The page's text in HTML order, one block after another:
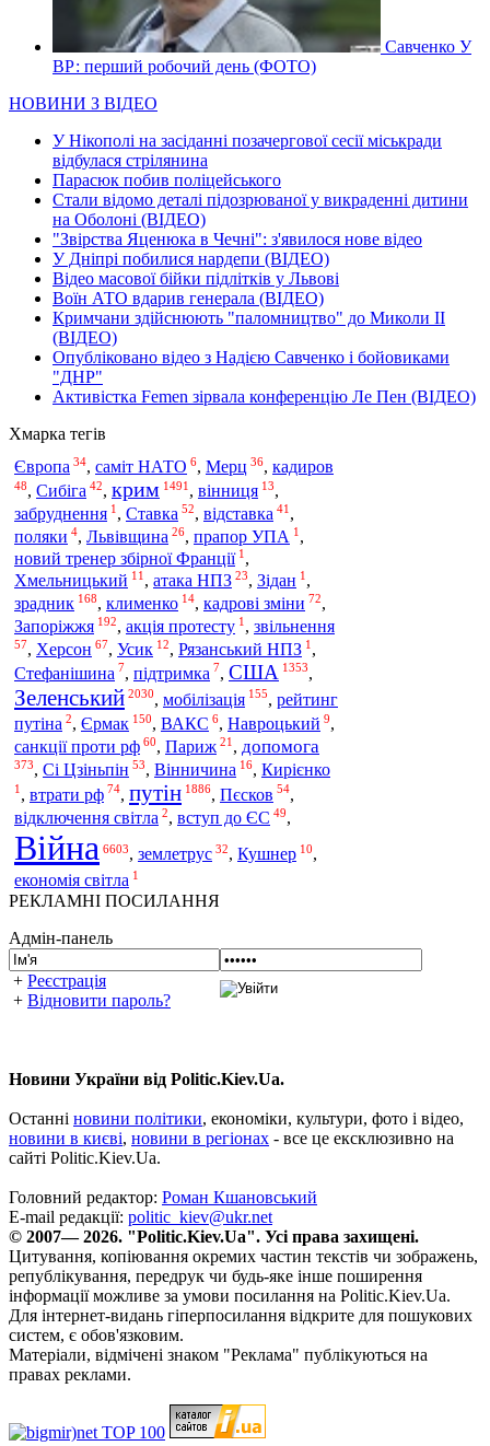
Савченко У
ВР: перший робочий день (ФОТО)
НОВИНИ З ВІДЕО
У Нікополі на засіданні позачергової сесії міськради
відбулася стрілянина
Парасюк побив поліцейського
Стали відомо деталі підозрюваної у викраденні дитини
на Оболоні (ВІДЕО)
"Звірства Яценюка в Чечні": з'явилося нове відео
У Дніпрі побилися нардепи (ВІДЕО)
Відео масової бійки підлітків у Львові
Воїн АТО вдарив генерала (ВІДЕО)
Кримчани здійснюють "паломництво" до Миколи ІІ
(ВІДЕО)
Опубліковано відео з Надією Савченко і бойовиками
"ДНР"
Активістка Femen зірвала конференцію Ле Пен (ВІДЕО)
Хмарка тегів
Європа 34, саміт НАТО 6, Мерц 36, кадиров
48, Сибіга 42, крим 1491 , вінниця 13,
забруднення 1 , Ставка 52, відставка 41 ,
поляки 4, Львівщина 26, прапор УПА 1 ,
новий тренер збірної Франції 1 ,
Хмельницький 11 , атака НПЗ 23, Зідан 1 ,
зрадник 168, клименко 14, кадрові зміни 72,
Запоріжжя 192, акція протесту 1 , звільнення
57, Херсон 67, Усик 12, Рязанський НПЗ 1 ,
Стефанішина 7, підтримка 7, США 1353,
Зеленський 2030, мобілізація 155, рейтинг
путіна 2, Єрмак 150, ВАКС 6, Навроцький 9,
санкції проти рф 60, Париж 21 , допомога
373, Сі Цзіньпін 53, Вінничина 16, Кирієнко
1 , втрати рф 74, путін 1886, Пєсков 54,
відключення світла 2, вступ до ЄС 49,
Війна 6603, землетрус 32, Кушнер 10,
економія світла 1
РЕКЛАМНІ ПОСИЛАННЯ
Адмін-панель
+ Реєстрація
+ Відновити пароль?
Новини України від Politic.Kiev.Ua.
Останні новини політики, економіки, культури, фото і відео,
новини в києві, новини в регіонах - все це ексклюзивно на
сайті Politic.Kiev.Ua.
Головний редактор: Роман Кшановський
E-mail редакції: politic_kiev@ukr.net
© 2007— 2026. "Politic.Kiev.Ua". Усі права захищені.
Цитування, копіювання окремих частин текстів чи зображень,
републікування, передрук чи будь-яке інше поширення
інформації можливе за умови посилання на Politic.Kiev.Ua.
Для інтернет-видань гіперпосилання відкрите для пошукових
систем, є обов'язковим.
Матеріали, відмічені знаком "Реклама" публікуються на
правах реклами.